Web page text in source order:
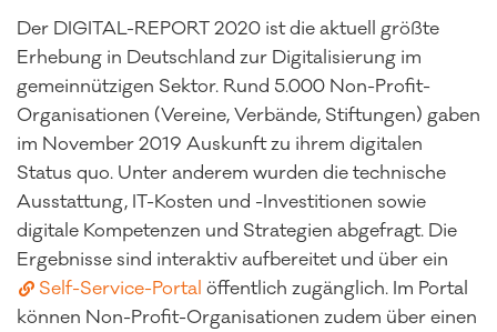
Der DIGITAL-REPORT 2020 ist die aktuell größte
Erhebung in Deutschland zur Digitalisierung im
gemeinnützigen Sektor. Rund 5.000 Non-Profit-
Organisationen (Vereine, Verbände, Stiftungen) gaben
im November 2019 Auskunft zu ihrem digitalen
Status quo. Unter anderem wurden die technische
Ausstattung, IT-Kosten und -Investitionen sowie
digitale Kompetenzen und Strategien abgefragt. Die
Ergebnisse sind interaktiv aufbereitet und über ein
Self-Service-Portal öffentlich zugänglich. Im Portal
können Non-Profit-Organisationen zudem über einen